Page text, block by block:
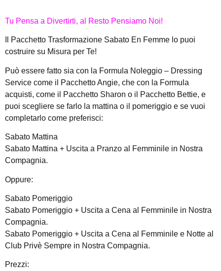
Tu Pensa a Divertirti, al Resto Pensiamo Noi!
Il Pacchetto Trasformazione Sabato En Femme lo puoi
costruire su Misura per Te!
Può essere fatto sia con la Formula Noleggio – Dressing
Service come il Pacchetto Angie, che con la Formula
acquisti, come il Pacchetto Sharon o il Pacchetto Bettie, e
puoi scegliere se farlo la mattina o il pomeriggio e se vuoi
completarlo come preferisci:
Sabato Mattina
Sabato Mattina + Uscita a Pranzo al Femminile in Nostra
Compagnia.
Oppure:
Sabato Pomeriggio
Sabato Pomeriggio + Uscita a Cena al Femminile in Nostra
Compagnia.
Sabato Pomeriggio + Uscita a Cena al Femminile e Notte al
Club Privè Sempre in Nostra Compagnia.
Prezzi: